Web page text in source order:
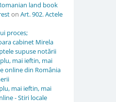
land book
on Art. 902. Actele
proces;
cabinet Mirela
supuse notării
mai ieftin, mai
online din România
mai ieftin, mai
- Stiri locale